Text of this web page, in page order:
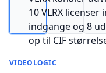
VIDEOLOGIC